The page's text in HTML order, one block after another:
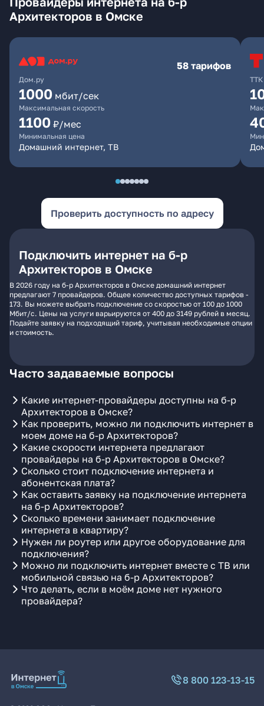
Архитекторов в Омске
Дом.ру
58 тарифов
1000 мбит/сек
Максимальная скорость
1100 ₽/мес
Минимальная цена
Домашний интернет, ТВ
ТТК
Проверить доступность по адресу
Подключить интернет на б-р
Архитекторов в Омске
В 2026 году на б-р Архитекторов в Омске домашний интернет
предлагают 7 провайдеров. Общее количество доступных тарифов -
173. Вы можете выбрать подключение со скоростью от 100 до 1000
Мбит/с. Цены на услуги варьируются от 400 до 3149 рублей в месяц.
Подайте заявку на подходящий тариф, учитывая необходимые опции
и стоимость.
Часто задаваемые вопросы
Какие интернет-провайдеры доступны на б-р
Архитекторов в Омске?
Как проверить, можно ли подключить интернет в
моем доме на б-р Архитекторов?
Какие скорости интернета предлагают
провайдеры на б-р Архитекторов в Омске?
Сколько стоит подключение интернета и
абонентская плата?
Как оставить заявку на подключение интернета
на б-р Архитекторов?
Сколько времени занимает подключение
интернета в квартиру?
Нужен ли роутер или другое оборудование для
подключения?
Можно ли подключить интернет вместе с ТВ или
мобильной связью на б-р Архитекторов?
Что делать, если в моём доме нет нужного
провайдера?
8 800 123-13-15